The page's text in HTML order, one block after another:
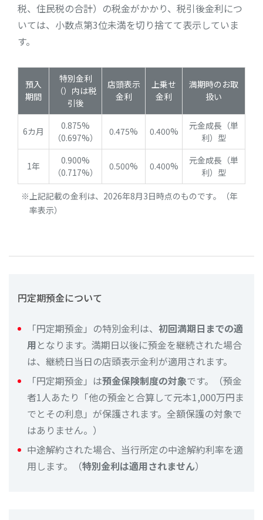
税、住民税の合計）の税金がかかり、税引後金利につ
いては、小数点第3位未満を切り捨てて表示していま
す。
預入
期間
特別金利
（）内は税
引後
店頭表示
金利
上乗せ
金利
満期時のお取
扱い
6カ月
0.875%
（0.697%）
0.475% 0.400%
元金成長（単
利）型
1年
0.900%
（0.717%）
0.500% 0.400%
元金成長（単
利）型
上記記載の金利は、2026年8月3日時点のものです。（年
率表示）
円定期預金について
「円定期預金」の特別金利は、 初回満期日までの適
用となります。満期日以後に預金を継続された場合
は、継続日当日の店頭表示金利が適用されます。
「円定期預金」は預金保険制度の対象です。（預金
者1人あたり「他の預金と合算して元本1,000万円ま
でとその利息」が保護されます。全額保護の対象で
はありません。）
中途解約された場合、当行所定の中途解約利率を適
用します。（特別金利は適用されません）